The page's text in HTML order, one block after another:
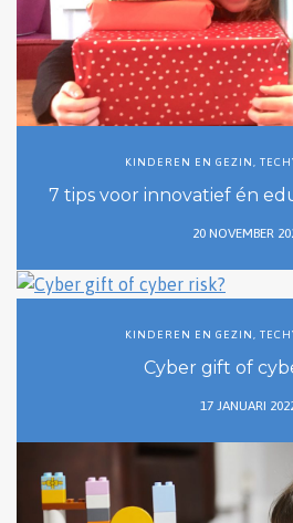
KINDEREN EN GEZIN
7 tips voor innovatief én
20 NOVEMBER
KINDEREN EN GEZIN,
Cyber gift of
17 JANUARI